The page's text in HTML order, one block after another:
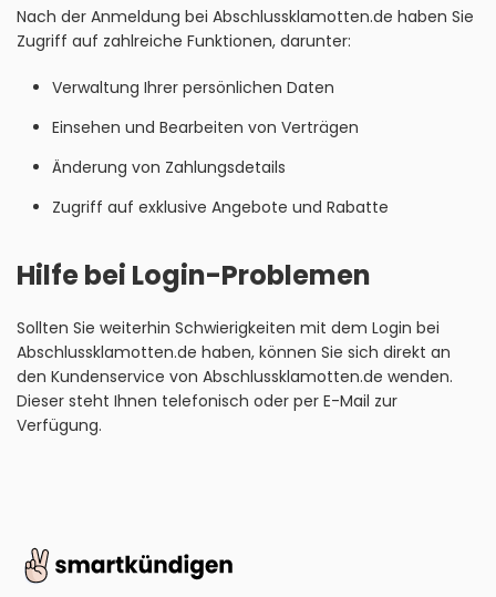
Nach der Anmeldung bei Abschlussklamotten.de haben Sie
Zugriff auf zahlreiche Funktionen, darunter:
Verwaltung Ihrer persönlichen Daten
Einsehen und Bearbeiten von Verträgen
Änderung von Zahlungsdetails
Zugriff auf exklusive Angebote und Rabatte
Hilfe bei Login-Problemen
Sollten Sie weiterhin Schwierigkeiten mit dem Login bei
Abschlussklamotten.de haben, können Sie sich direkt an
den Kundenservice von Abschlussklamotten.de wenden.
Dieser steht Ihnen telefonisch oder per E-Mail zur
Verfügung.